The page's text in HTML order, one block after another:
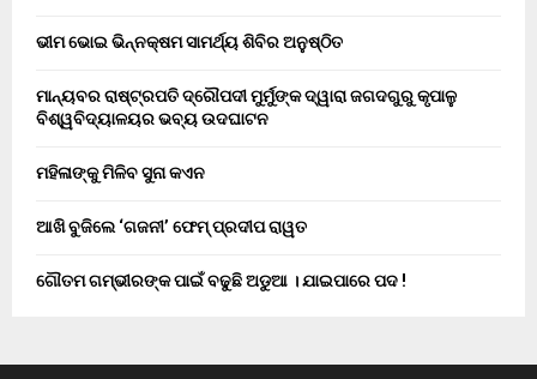
ଭୀମ ଭୋଇ ଭିନ୍ନକ୍ଷମ ସାମର୍ଥ୍ୟ ଶିବିର ଅନୁଷ୍ଠିତ
ମାନ୍ୟବର ରାଷ୍ଟ୍ରପତି ଦ୍ରୌପଦୀ ମୁର୍ମୁଙ୍କ ଦ୍ୱାରା ଜଗଦଗୁରୁ କୃପାଳୁ
ବିଶ୍ୱବିଦ୍ୟାଳୟର ଭବ୍ୟ ଉଦଘାଟନ
ମହିଳାଙ୍କୁ ମିଳିବ ସୁନା କଏନ
ଆଖି ବୁଜିଲେ ‘ଗଜନୀ’ ଫେମ୍ ପ୍ରଦୀପ ରାୱତ
ଗୌତମ ଗମ୍ଭୀରଙ୍କ ପାଇଁ ବଢୁଛି ଅଡୁଆ । ଯାଇପାରେ ପଦ !